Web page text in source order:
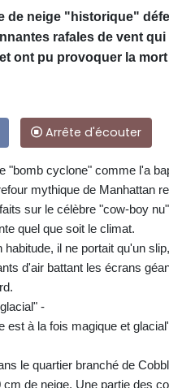
de neige "historique"
rafales de vent
ont pu provoquer la
Arrête d'écouter
"bomb cyclone" comme l'a
mythique de Manhattan
sur le célèbre "cow-boy
quel que soit le climat.
habitude, il ne portait qu'un
d'air battant les écrans
-
est à la fois magique et
le quartier branché de
cm de neige. Une partie des